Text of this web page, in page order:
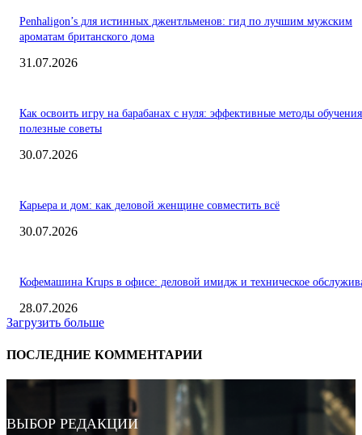
Penhaligon’s для истинных джентльменов: гид по лучшим мужским
ароматам британского дома
31.07.2026
Как освоить игру на барабанах с нуля: эффективные методы
полезные советы
30.07.2026
Карьера и дом: как деловой женщине совместить всё
30.07.2026
Кофемашина Krups в офисе: деловой имидж и техническое
28.07.2026
Загрузить больше
ПОСЛЕДНИЕ КОММЕНТАРИИ
ВЫБОР РЕДАКЦИИ